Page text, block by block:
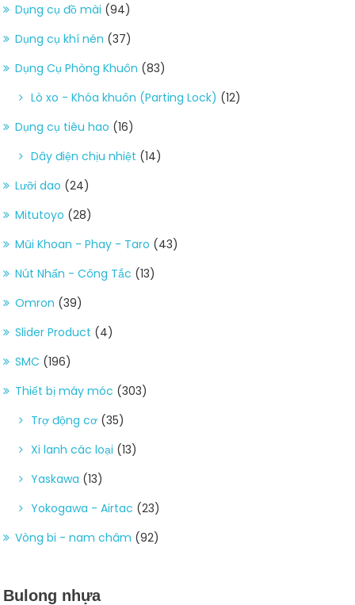
Dụng cụ đồ mài (94)
Dụng cụ khí nén (37)
Dụng Cụ Phòng Khuôn (83)
Lò xo - Khóa khuôn (Parting Lock) (12)
Dụng cụ tiêu hao (16)
Dây điện chịu nhiệt (14)
Lưỡi dao (24)
Mitutoyo (28)
Mũi Khoan - Phay - Taro (43)
Nút Nhấn - Công Tắc (13)
Omron (39)
Slider Product (4)
SMC (196)
Thiết bị máy móc (303)
Trợ động cơ (35)
Xi lanh các loại (13)
Yaskawa (13)
Yokogawa - Airtac (23)
Vòng bi - nam châm (92)
Bulong nhựa